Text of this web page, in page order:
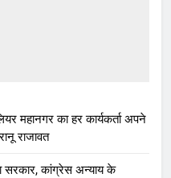
महानगर का हर कार्यकर्ता अपने
राजावत
सरकार, कांग्रेस अन्याय के